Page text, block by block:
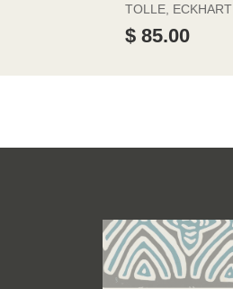
TOLLE, ECKHART
$ 85.00